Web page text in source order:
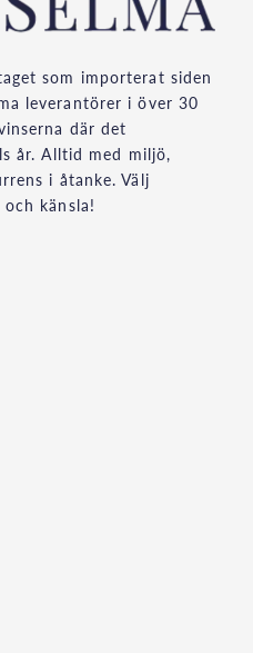
som importerat siden
leverantörer i över 30
där det
år. Alltid med miljö,
i åtanke. Välj
känsla!